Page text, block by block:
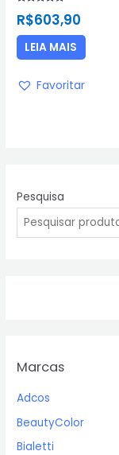
Pesquisa
Marcas
Adcos
BeautyColor
Bialetti
5.00
de 5
R$603,90
LEIA MAIS
Favoritar